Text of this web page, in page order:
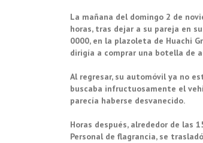
La mañana del domingo 2 de
horas, tras dejar a su pareja en
0000, en la plazoleta de Huachi
dirigía a comprar una botella de
Al regresar, su automóvil ya no
buscaba infructuosamente el
parecía haberse desvanecido.
Horas después, alrededor de las
Personal de flagrancia, se